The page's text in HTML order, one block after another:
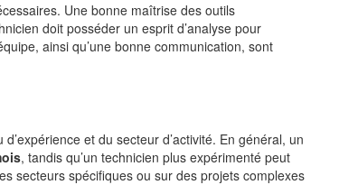
Une bonne maîtrise des outils
doit posséder un esprit d’analyse pour
ainsi qu’une bonne communication, sont
et du secteur d’activité. En général, un
, tandis qu’un technicien plus expérimenté peut
secteurs spécifiques ou sur des projets complexes